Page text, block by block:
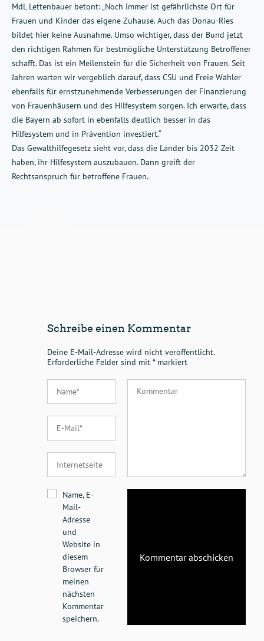
MdL Lettenbauer betont: „Noch immer ist gefährlichste Ort für
Frauen und Kinder das eigene Zuhause. Auch das Donau-Ries
bildet hier keine Ausnahme. Umso wichtiger, dass der Bund jetzt
den richtigen Rahmen für bestmögliche Unterstützung Betroffener
schafft. Das ist ein Meilenstein für die Sicherheit von Frauen. Seit
Jahren warten wir vergeblich darauf, dass CSU und Freie Wähler
ebenfalls für ernstzunehmende Verbesserungen der Finanzierung
von Frauenhäusern und des Hilfesystem sorgen. Ich erwarte, dass
die Bayern ab sofort in ebenfalls deutlich besser in das
Hilfesystem und in Prävention investiert.“
Das Gewalthilfegesetz sieht vor, dass die Länder bis 2032 Zeit
haben, ihr Hilfesystem auszubauen. Dann greift der
Rechtsanspruch für betroffene Frauen.
Schreibe einen Kommentar
Deine E-Mail-Adresse wird nicht veröffentlicht.
Erforderliche Felder sind mit *markiert
Name, E-
Mail-
Adresse
und
Website in
diesem
Browser für
meinen
nächsten
Kommentar
speichern.